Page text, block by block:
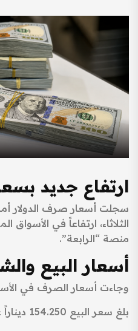
ارتفاع جديد
سجلت أسعار صرف الدولار أمام
الثلاثاء، ارتفاعاً في
منصة “الرابعة”.
أسعار البيع
وجاءت أسعار الصرف في
بلغ سعر البيع 154.250 ديناراً عراقياً مقابل كل 100 دولار.